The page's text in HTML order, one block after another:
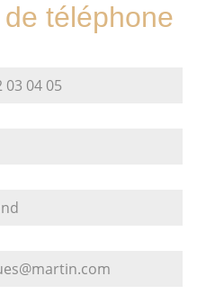
téléphone